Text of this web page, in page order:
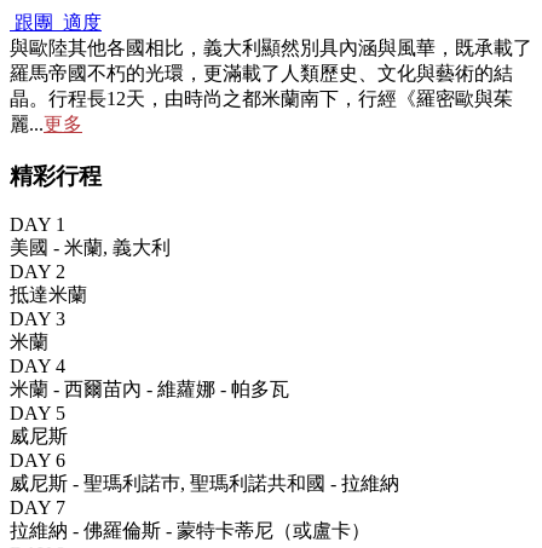
跟團 適度
與歐陸其他各國相比，義大利顯然別具內涵與風華，既承載了
羅馬帝國不朽的光環，更滿載了人類歷史、文化與藝術的結
晶。行程長12天，由時尚之都米蘭南下，行經《羅密歐與茱
麗...更多
精彩行程
DAY 1
美國 - 米蘭, 義大利
DAY 2
抵達米蘭
DAY 3
米蘭
DAY 4
米蘭 - 西爾苗內 - 維蘿娜 - 帕多瓦
DAY 5
威尼斯
DAY 6
威尼斯 - 聖瑪利諾巿, 聖瑪利諾共和國 - 拉維納
DAY 7
拉維納 - 佛羅倫斯 - 蒙特卡蒂尼（或盧卡）